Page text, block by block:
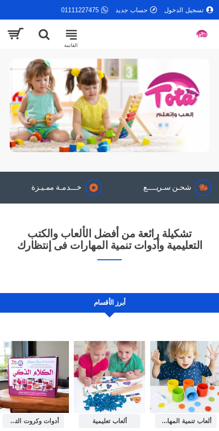
تسجيل الدخول حساب جديد 01111227475
شحـن سـريــــع خـــدمـة ممـيـزة
تشكيلة رائعة من أفضل الألعاب والكتب
التعليمية وأدوات تنمية المهارات فى إنتظارك
أبرز الأقسام
ألعاب تنمية المهارات ألعاب تعليمية أدوات وكروت التخاطب